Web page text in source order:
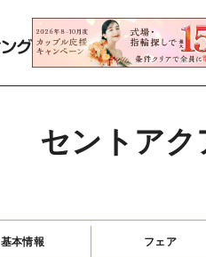
セントア
基本情報 フェア